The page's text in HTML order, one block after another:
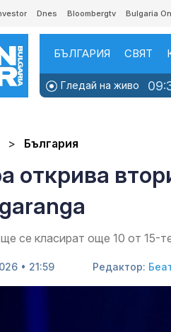
Dnes Bloombergtv Bulgaria
БЪЛГАРИЯ СВЯТ
Гледай на живо
България
открива
се класират още 10 от 15-
• 21:59 Редактор: